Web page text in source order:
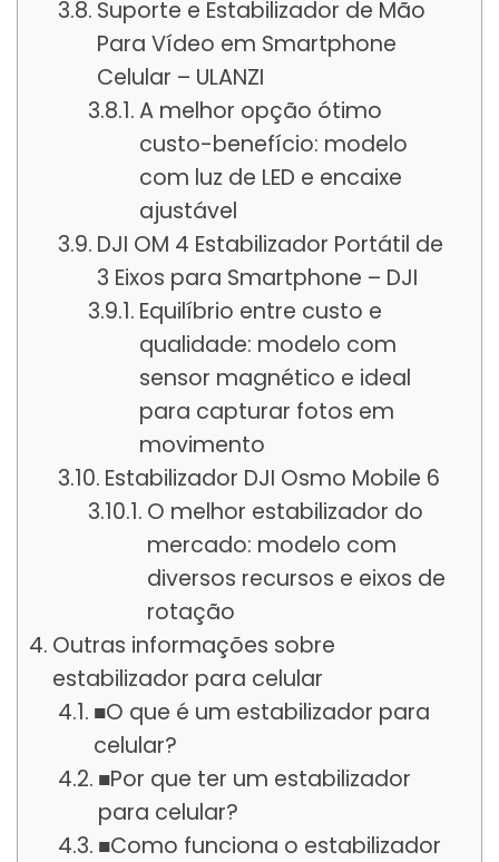
Suporte e Estabilizador de Mão
Para Vídeo em Smartphone
Celular – ULANZI
A melhor opção ótimo
custo-benefício: modelo
com luz de LED e encaixe
ajustável
DJI OM 4 Estabilizador Portátil de
3 Eixos para Smartphone – DJI
Equilíbrio entre custo e
qualidade: modelo com
sensor magnético e ideal
para capturar fotos em
movimento
Estabilizador DJI Osmo Mobile 6
O melhor estabilizador do
mercado: modelo com
diversos recursos e eixos de
rotação
Outras informações sobre
estabilizador para celular
■O que é um estabilizador para
celular?
■Por que ter um estabilizador
para celular?
■Como funciona o estabilizador